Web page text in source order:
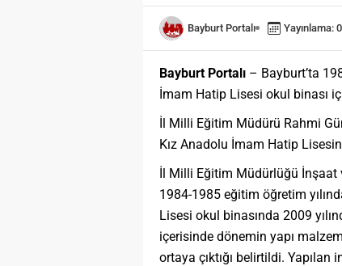
Bayburt Portalı Yayınlama:
Bayburt Portalı – Bayburt’ta
İmam Hatip Lisesi okul binası
İl Milli Eğitim Müdürü Rahmi
Kız Anadolu İmam Hatip
İl Milli Eğitim Müdürlüğü İnşaat
1984-1985 eğitim öğretim
Lisesi okul binasında 2009
içerisinde dönemin yapı
ortaya çıktığı belirtildi. Yapılan